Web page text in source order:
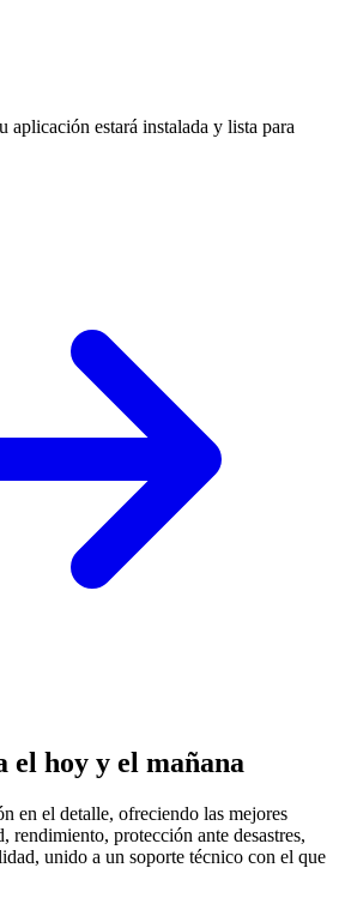
aplicación estará instalada y lista para
el hoy y el mañana
en el detalle, ofreciendo las mejores
rendimiento, protección ante desastres,
unido a un soporte técnico con el que